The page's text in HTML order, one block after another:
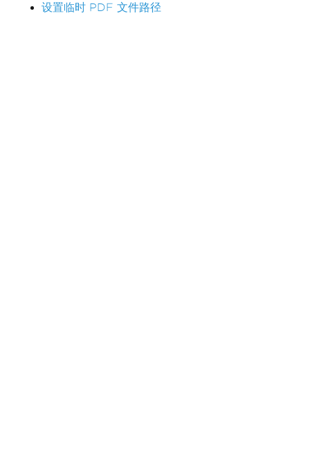
设置临时 PDF 文件路径